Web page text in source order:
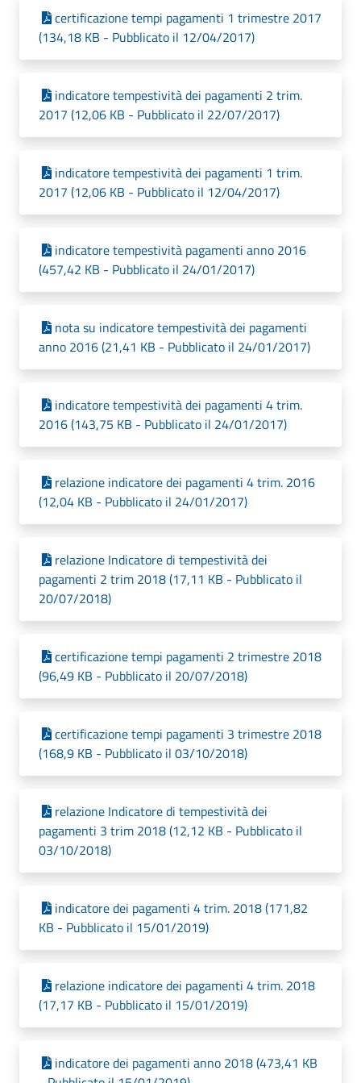
certificazione tempi pagamenti 1 trimestre 2017
(134,18 KB - Pubblicato il 12/04/2017)
indicatore tempestività dei pagamenti 2 trim.
2017 (12,06 KB - Pubblicato il 22/07/2017)
indicatore tempestività dei pagamenti 1 trim.
2017 (12,06 KB - Pubblicato il 12/04/2017)
indicatore tempestività pagamenti anno 2016
(457,42 KB - Pubblicato il 24/01/2017)
nota su indicatore tempestività dei pagamenti
anno 2016 (21,41 KB - Pubblicato il 24/01/2017)
indicatore tempestività dei pagamenti 4 trim.
2016 (143,75 KB - Pubblicato il 24/01/2017)
relazione indicatore dei pagamenti 4 trim. 2016
(12,04 KB - Pubblicato il 24/01/2017)
relazione Indicatore di tempestività dei
pagamenti 2 trim 2018 (17,11 KB - Pubblicato il
20/07/2018)
certificazione tempi pagamenti 2 trimestre 2018
(96,49 KB - Pubblicato il 20/07/2018)
certificazione tempi pagamenti 3 trimestre 2018
(168,9 KB - Pubblicato il 03/10/2018)
relazione Indicatore di tempestività dei
pagamenti 3 trim 2018 (12,12 KB - Pubblicato il
03/10/2018)
indicatore dei pagamenti 4 trim. 2018 (171,82
KB - Pubblicato il 15/01/2019)
relazione indicatore dei pagamenti 4 trim. 2018
(17,17 KB - Pubblicato il 15/01/2019)
indicatore dei pagamenti anno 2018 (473,41 KB